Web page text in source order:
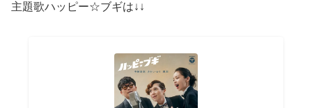
主題歌ハッピー☆ブギは↓↓